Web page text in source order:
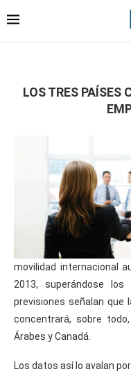
LOS TRES PAÍSES
movilidad internacional
2013, superándose
previsiones señalan que
concentrará, sobre
Árabes y Canadá.
Los datos así lo avalan